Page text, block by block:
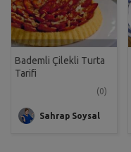
Bademli Çilekli Turta
Tarifi
(0)
Sahrap Soysal